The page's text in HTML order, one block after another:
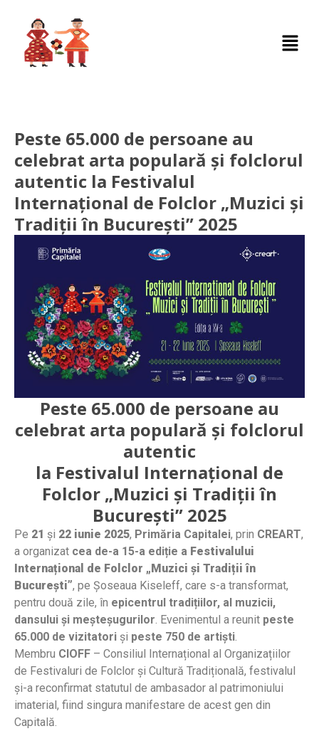
Peste 65.000 de persoane au
celebrat arta populară și folclorul
autentic la Festivalul
Internațional de Folclor „Muzici și
Tradiții în București” 2025
Peste 65.000 de persoane au
celebrat arta populară și folclorul
autentic
la Festivalul Internațional de
Folclor „Muzici și Tradiții în
București” 2025
Pe 21 și 22 iunie 2025, Primăria Capitalei, prin CREART,
a organizat cea de-a 15-a ediție a Festivalului
Internațional de Folclor „Muzici și Tradiții în
București”, pe Șoseaua Kiseleff, care s-a transformat,
pentru două zile, în epicentrul tradițiilor, al muzicii,
dansului și meșteșugurilor. Evenimentul a reunit peste
65.000 de vizitatori și peste 750 de artiști.
Membru CIOFF – Consiliul Internațional al Organizațiilor
de Festivaluri de Folclor și Cultură Tradițională, festivalul
și-a reconfirmat statutul de ambasador al patrimoniului
imaterial, fiind singura manifestare de acest gen din
Capitală.